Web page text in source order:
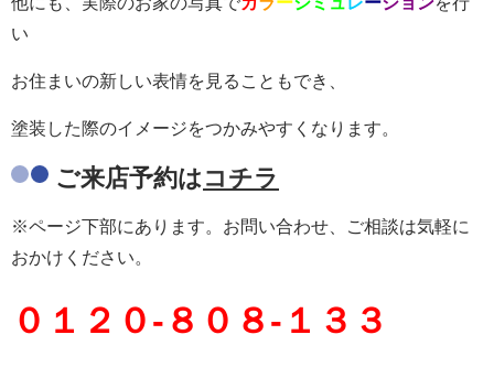
い
お住まいの新しい表情を見ることもでき、
塗装した際のイメージをつかみやすくなります。
ご来店予約は コチラ
※ページ下部にあります。お問い合わせ、ご相談は気軽に
おかけください。
０１２０-８０８-１３３